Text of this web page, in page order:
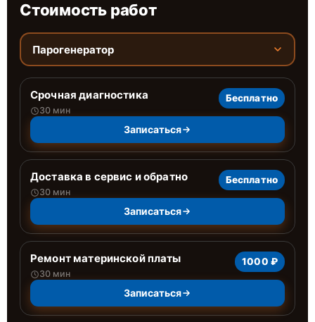
Стоимость работ
Парогенератор
Срочная диагностика
30 мин
Бесплатно
Записаться
Доставка в сервис и обратно
30 мин
Бесплатно
Записаться
Ремонт материнской платы
30 мин
1000 ₽
Записаться